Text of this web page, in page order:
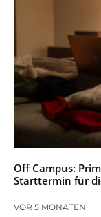
Off Campus:
Starttermin für
VOR 5 MONATEN